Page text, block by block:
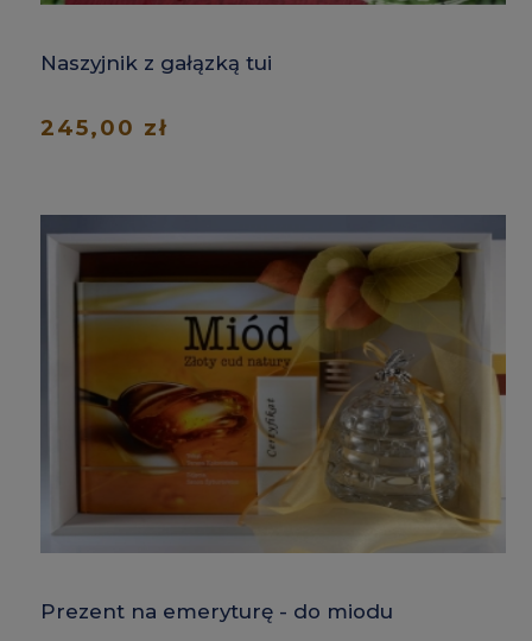
Naszyjnik z gałązką tui
245,00 zł
Prezent na emeryturę - do miodu